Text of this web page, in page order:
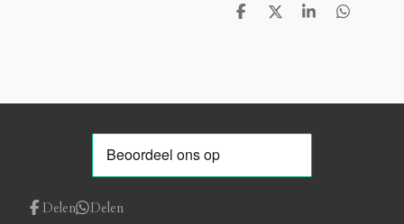
D
D
S
D
Delen Delen